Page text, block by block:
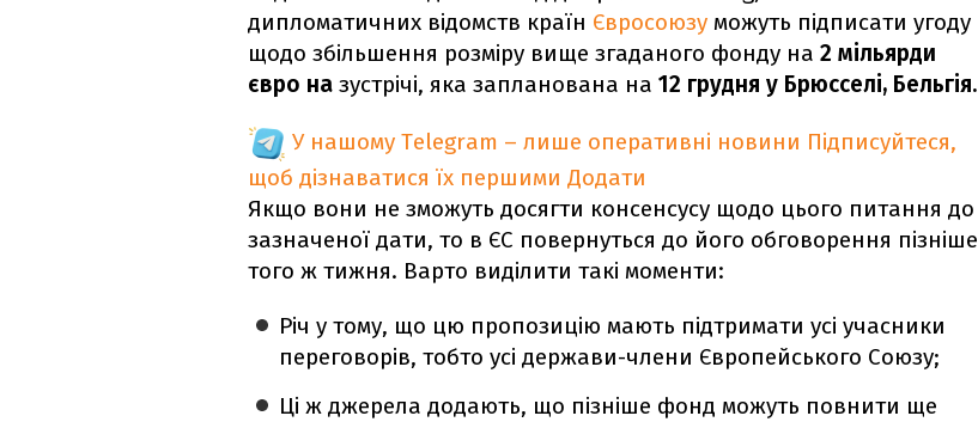
дипломатичних відомств країн Євросоюзу можуть підписати угоду
щодо збільшення розміру вище згаданого фонду на 2 мільярди
євро на зустрічі, яка запланована на 12 грудня у Брюсселі, Бельгія.
У нашому Telegram – лише оперативні новини Підписуйтеся,
щоб дізнаватися їх першими Додати
Якщо вони не зможуть досягти консенсусу щодо цього питання до
зазначеної дати, то в ЄС повернуться до його обговорення пізніше
того ж тижня. Варто виділити такі моменти:
Річ у тому, що цю пропозицію мають підтримати усі учасники
переговорів, тобто усі держави-члени Європейського Союзу;
Ці ж джерела додають, що пізніше фонд можуть повнити ще